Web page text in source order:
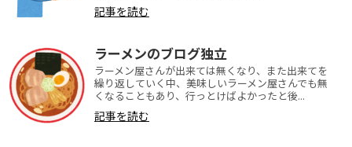
記事を読む
ラーメンのブログ独立
ラーメン屋さんが出来ては無くなり、また出来てを
繰り返していく中、美味しいラーメン屋さんでも無
くなることもあり、行っとけばよかったと後...
記事を読む